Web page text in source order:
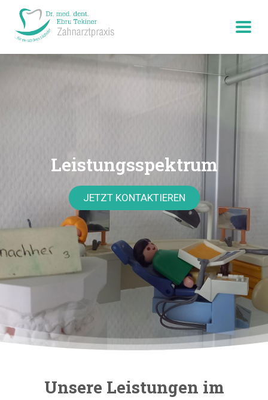
Leistungsspektrum
JETZT KONTAKTIEREN
Unsere Leistungen im